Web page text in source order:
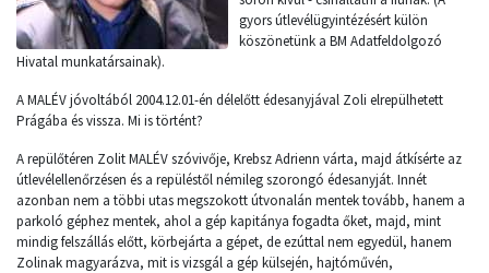
gyors útlevélügyintézésért külön
köszönetünk a BM Adatfeldolgozó
Hivatal munkatársainak).
A MALÉV jóvoltából 2004.12.01-én délelőtt édesanyjával Zoli elrepülhetett
Prágába és vissza. Mi is történt?
A repülőtéren Zolit MALÉV szóvivője, Krebsz Adrienn várta, majd átkísérte az
útlevélellenőrzésen és a repüléstől némileg szorongó édesanyját. Innét
azonban nem a többi utas megszokott útvonalán mentek tovább, hanem a
parkoló géphez mentek, ahol a gép kapitánya fogadta őket, majd, mint
mindig felszállás előtt, körbejárta a gépet, de ezúttal nem egyedül, hanem
Zolinak magyarázva, mit is vizsgál a gép külsején, hajtóművén,